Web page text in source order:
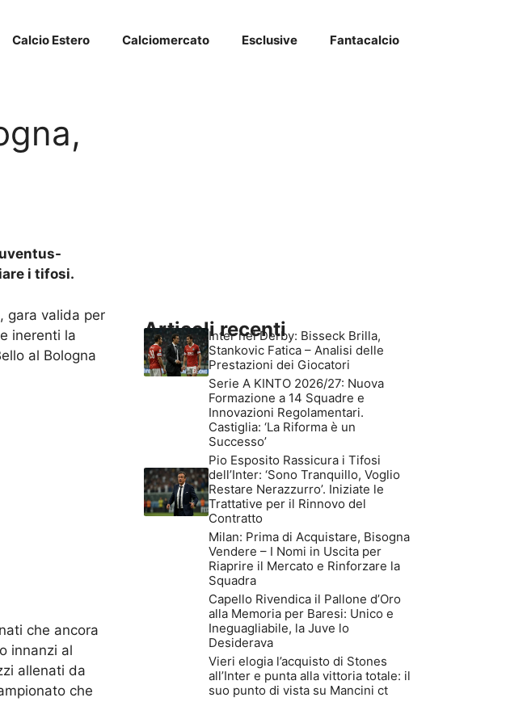
Calcio Estero Calciomercato Esclusive Fantacalcio
i tifosi.
, gara valida per
inerenti la
al Bologna
che ancora
innanzi al
allenati da
che
Articoli recenti
Inter nel Derby: Bisseck Brilla,
Stankovic Fatica – Analisi delle
Prestazioni dei Giocatori
Serie A KINTO 2026/27: Nuova
Formazione a 14 Squadre e
Innovazioni Regolamentari.
Castiglia: ‘La Riforma è un
Successo’
Pio Esposito Rassicura i Tifosi
dell’Inter: ‘Sono Tranquillo, Voglio
Restare Nerazzurro’. Iniziate le
Trattative per il Rinnovo del
Contratto
Milan: Prima di Acquistare, Bisogna
Vendere – I Nomi in Uscita per
Riaprire il Mercato e Rinforzare la
Squadra
Capello Rivendica il Pallone d’Oro
alla Memoria per Baresi: Unico e
Ineguagliabile, la Juve lo
Desiderava
Vieri elogia l’acquisto di Stones
all’Inter e punta alla vittoria totale: il
suo punto di vista su Mancini ct